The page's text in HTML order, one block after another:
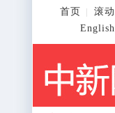
首页 滚动
English